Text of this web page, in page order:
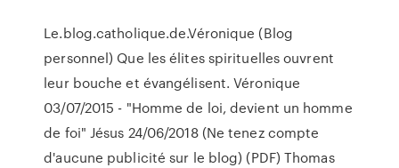
Le.blog.catholique.de.Véronique (Blog
personnel) Que les élites spirituelles ouvrent
leur bouche et évangélisent. Véronique
03/07/2015 - "Homme de loi, devient un homme
de foi" Jésus 24/06/2018 (Ne tenez compte
d'aucune publicité sur le blog) (PDF) Thomas